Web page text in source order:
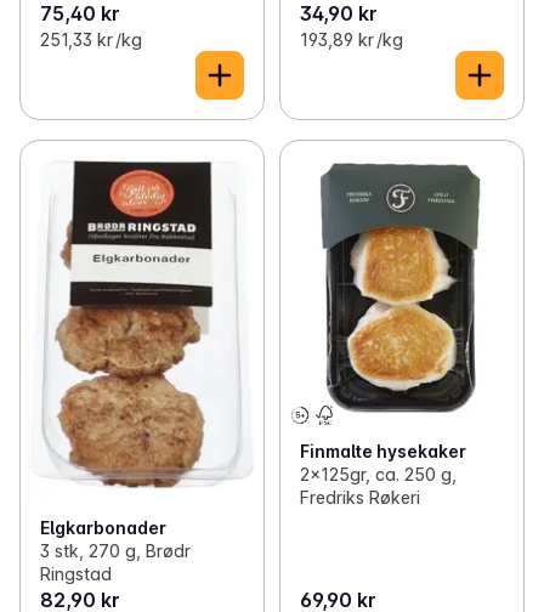
75,40 kr
251,33 kr /kg
34,90 kr
193,89 kr /kg
Elgkarbonader
3 stk, 270 g, Brødr
Ringstad
82,90 kr
Finmalte hysekaker
2x125gr, ca. 250 g,
Fredriks Røkeri
69,90 kr